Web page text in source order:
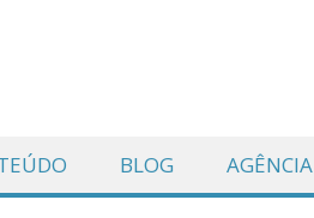
BLOG AGÊNCIA